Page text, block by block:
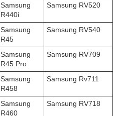
Samsung
R440i
Samsung RV520
Samsung
R45
Samsung RV540
Samsung
R45 Pro
Samsung RV709
Samsung
R458
Samsung Rv711
Samsung
R460
Samsung RV718